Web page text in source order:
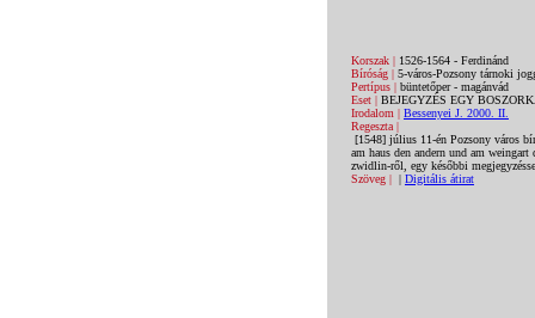
Korszak |1526-1564 - Ferdinánd
Bíróság |5-város-Pozsony tárnoki
Pertípus |büntetőper - magánvád
Eset |BEJEGYZÉS EGY
Irodalom | Bessenyei J. 2000. II.
Regeszta |
[1548] július 11-én Pozsony város
am haus den andern und am
zwidlin-ről, egy későbbi
Szöveg || Digitális átirat